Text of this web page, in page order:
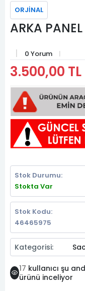
ORJİNAL
ARKA
0 Yorum
3.500,00 TL
Stok Durumu:
Stokta Var
Stok Kodu:
46465975
Kategorisi:
17 kullanıcı şu
ürünü inceliyor